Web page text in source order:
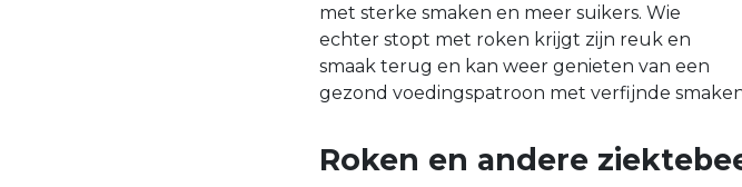
met sterke smaken en meer suikers. Wie
echter stopt met roken krijgt zijn reuk en
smaak terug en kan weer genieten van een
gezond voedingspatroon met verfijnde
Roken en andere